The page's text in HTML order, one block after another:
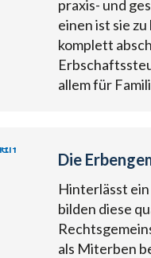
praxis- und
einen ist sie
komplett
allem für
Die
Hinterlässt
bilden diese
als Miterben